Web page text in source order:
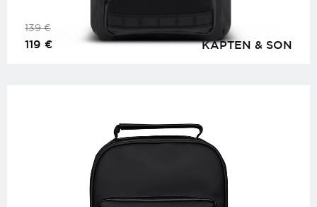
KAPTEN & SON
139€
119 €